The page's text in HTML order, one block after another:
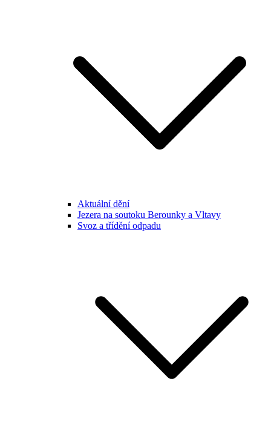
Aktuální dění
Jezera na soutoku Berounky a Vltavy
Svoz a třídění odpadu